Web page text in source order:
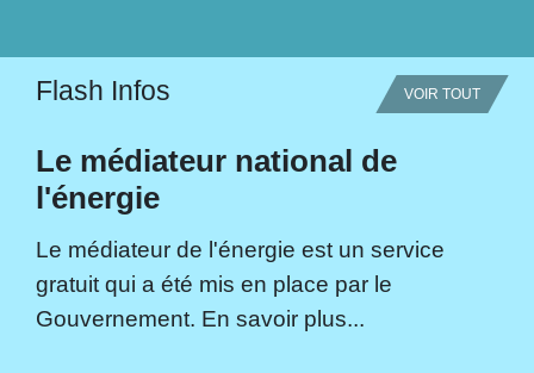
Flash Infos VOIR TOUT
Le médiateur national de
l'énergie
Le médiateur de l'énergie est un service
gratuit qui a été mis en place par le
Gouvernement. En savoir plus...